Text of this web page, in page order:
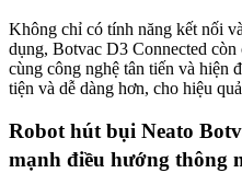
Không chỉ có tính năng kết nối
dụng, Botvac D3 Connected
cùng công nghệ tân tiến và hiện
tiện và dễ dàng hơn, cho hiệu
Robot hút bụi Neato
mạnh điều hướng thông